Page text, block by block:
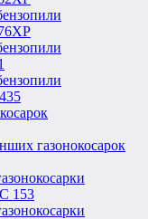
газонокосарок
153